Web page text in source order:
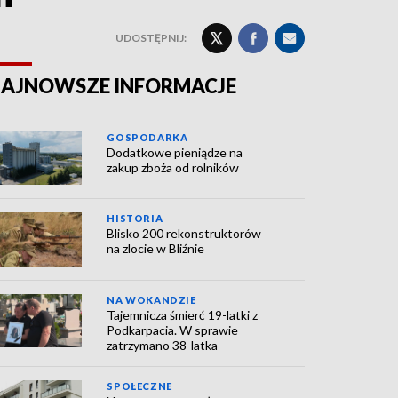
UDOSTĘPNIJ:
INFORMACJE
GOSPODARKA
Dodatkowe pieniądze na
zakup zboża od rolników
HISTORIA
Blisko 200 rekonstruktorów
na zlocie w Bliźnie
NA WOKANDZIE
Tajemnicza śmierć 19-latki z
Podkarpacia. W sprawie
zatrzymano 38-latka
SPOŁECZNE